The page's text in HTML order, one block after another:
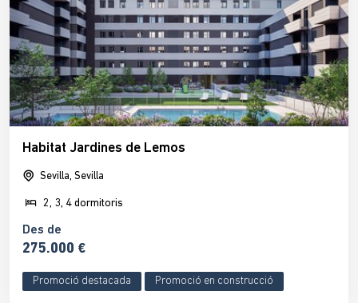
Habitat Jardines de Lemos
Sevilla, Sevilla
2, 3, 4 dormitoris
Des de
275.000 €
Promoció destacada Promoció en construcció